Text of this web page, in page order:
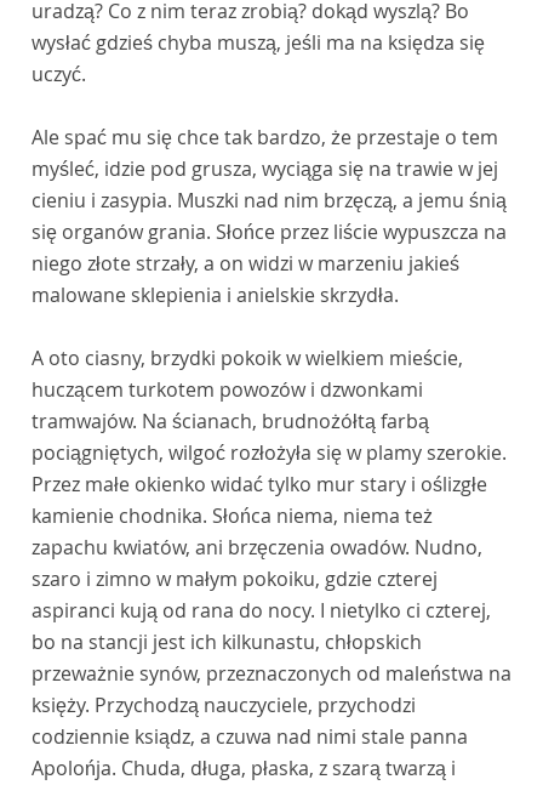
uradzą? Co z nim teraz zrobią? dokąd wyszlą? Bo
wysłać gdzieś chyba muszą, jeśli ma na księdza się
uczyć.
Ale spać mu się chce tak bardzo, że przestaje o tem
myśleć, idzie pod grusza, wyciąga się na trawie w jej
cieniu i zasypia. Muszki nad nim brzęczą, a jemu śnią
się organów grania. Słońce przez liście wypuszcza na
niego złote strzały, a on widzi w marzeniu jakieś
malowane sklepienia i anielskie skrzydła.
A oto ciasny, brzydki pokoik w wielkiem mieście,
huczącem turkotem powozów i dzwonkami
tramwajów. Na ścianach, brudnożółtą farbą
pociągniętych, wilgoć rozłożyła się w plamy szerokie.
Przez małe okienko widać tylko mur stary i oślizgłe
kamienie chodnika. Słońca niema, niema też
zapachu kwiatów, ani brzęczenia owadów. Nudno,
szaro i zimno w małym pokoiku, gdzie czterej
aspiranci kują od rana do nocy. I nietylko ci czterej,
bo na stancji jest ich kilkunastu, chłopskich
przeważnie synów, przeznaczonych od maleństwa na
księży. Przychodzą nauczyciele, przychodzi
codziennie ksiądz, a czuwa nad nimi stale panna
Apolońja. Chuda, długa, płaska, z szarą twarzą i